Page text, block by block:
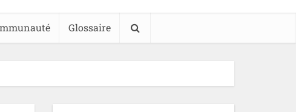
Glossaire